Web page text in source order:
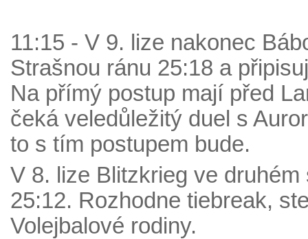
11:15 - V 9. lize nakonec
Strašnou ránu 25:18 a
Na přímý postup mají před
čeká veledůležitý duel s
to s tím postupem bude.
V 8. lize Blitzkrieg ve
25:12. Rozhodne tiebreak,
Volejbalové rodiny.